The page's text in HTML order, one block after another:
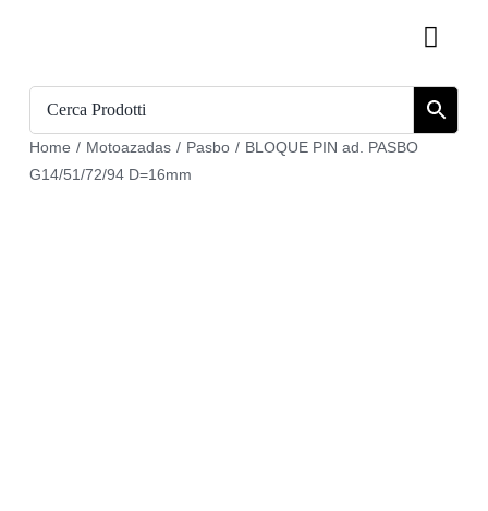
Home / Motoazadas / Pasbo / BLOQUE PIN ad. PASBO
G14/51/72/94 D=16mm